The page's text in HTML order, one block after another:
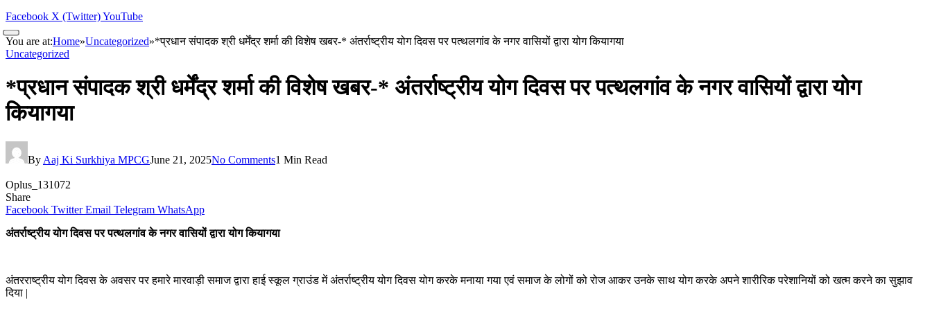
Facebook X (Twitter)YouTube
You are at:Home»Uncategorized»*प्रधान संपादक श्री धर्मेंद्र शर्मा की विशेष खबर-* अंतर्राष्ट्रीय योग दिवस पर पत्थलगांव के नगर वासियों द्वारा योग कियागया
Uncategorized
*प्रधान संपादक श्री धर्मेंद्र शर्मा की विशेष खबर-* अंतर्राष्ट्रीय योग दिवस पर पत्थलगांव के नगर वासियों द्वारा योग
कियागया
By Aaj Ki Surkhiya MPCGJune 21, 2025No Comments1 Min Read
Oplus_131072
Share
Facebook Twitter Email Telegram WhatsApp
अंतर्राष्ट्रीय योग दिवस पर पत्थलगांव के नगर वासियों द्वारा योग कियागया
अंतरराष्ट्रीय योग दिवस के अवसर पर हमारे मारवाड़ी समाज द्वारा हाई स्कूल ग्राउंड में अंतर्राष्ट्रीय योग दिवस योग करके मनाया गया एवं समाज के लोगों को रोज आकर उनके साथ योग करके अपने शारीरिक परेशानियों को खत्म करने का सुझाव
दिया |